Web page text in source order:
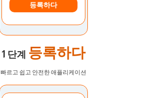
등록하다
1 단계 등록하다
빠르고 쉽고 안전한 애플리케이션